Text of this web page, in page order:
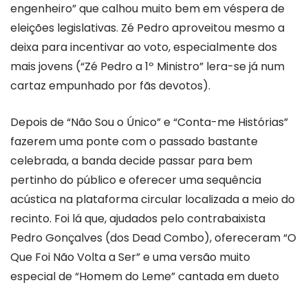
engenheiro” que calhou muito bem em véspera de
eleições legislativas. Zé Pedro aproveitou mesmo a
deixa para incentivar ao voto, especialmente dos
mais jovens (“Zé Pedro a 1º Ministro” lera-se já num
cartaz empunhado por fãs devotos).
Depois de “Não Sou o Único” e “Conta-me Histórias”
fazerem uma ponte com o passado bastante
celebrada, a banda decide passar para bem
pertinho do público e oferecer uma sequência
acústica na plataforma circular localizada a meio do
recinto. Foi lá que, ajudados pelo contrabaixista
Pedro Gonçalves (dos Dead Combo), ofereceram “O
Que Foi Não Volta a Ser” e uma versão muito
especial de “Homem do Leme” cantada em dueto